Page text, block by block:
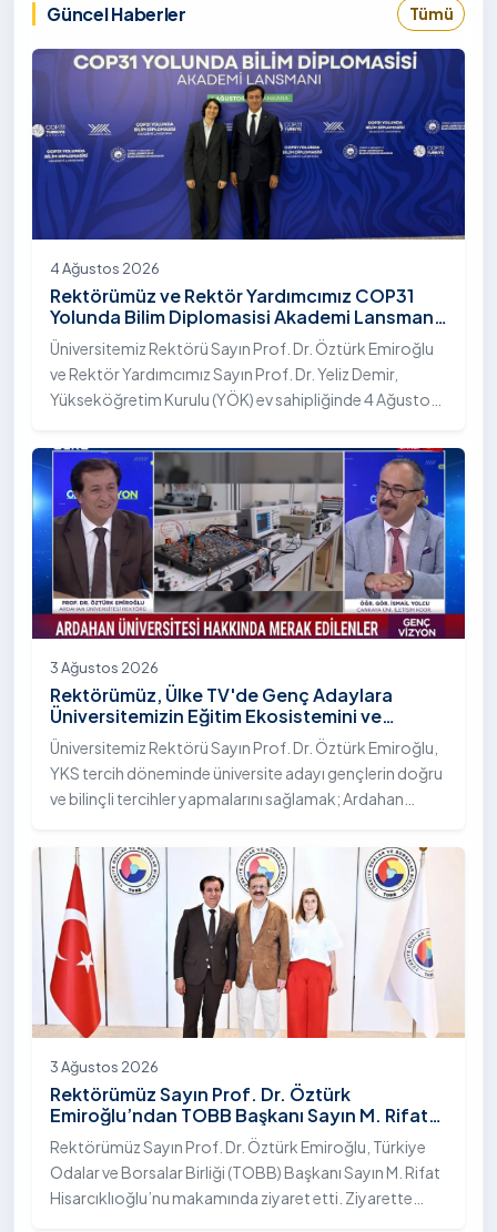
Güncel Haberler Tümü
4 Ağustos 2026
Rektörümüz ve Rektör Yardımcımız COP31
Yolunda Bilim Diplomasisi Akademi Lansmanı
Toplantısına Katıldı
Üniversitemiz Rektörü Sayın Prof. Dr. Öztürk Emiroğlu
ve Rektör Yardımcımız Sayın Prof. Dr. Yeliz Demir,
Yükseköğretim Kurulu (YÖK) ev sahipliğinde 4 Ağustos
Bilim Diplomasisi: Akademi Lansmanı” programına
katıldı.
3 Ağustos 2026
Rektörümüz, Ülke TV'de Genç Adaylara
Üniversitemizin Eğitim Ekosistemini ve
Sunduğu Nitelikli İmkânları Anlattı
Üniversitemiz Rektörü Sayın Prof. Dr. Öztürk Emiroğlu,
YKS tercih döneminde üniversite adayı gençlerin doğru
ve bilinçli tercihler yapmalarını sağlamak; Ardahan
çeşitliliğini ve nitelikli imkânlarını aktarmak üzere Ülke TV
ekranlarında yayımlanan "Genç Vizyon" programına
canlı yayın konuğu olarak katıldı.
3 Ağustos 2026
Rektörümüz Sayın Prof. Dr. Öztürk
Emiroğlu’ndan TOBB Başkanı Sayın M. Rifat
Hisarcıklıoğlu’na Ziyaret
Rektörümüz Sayın Prof. Dr. Öztürk Emiroğlu, Türkiye
Odalar ve Borsalar Birliği (TOBB) Başkanı Sayın M. Rifat
Hisarcıklıoğlu’nu makamında ziyaret etti. Ziyarette